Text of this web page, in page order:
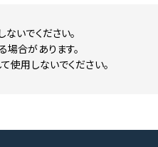
いでください。
合があります。
使用しないでください。